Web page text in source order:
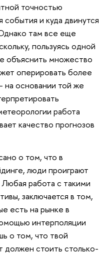
точностью
события и куда двинутся
там все еще
пользуясь одной
объяснить множество
оперировать более
на основании той же
работа
качество прогнозов
о том, что в
люди проиграют
работа с такими
заключается в том,
есть на рынке в
интерполяции
о том, что твой
должен стоить столько-